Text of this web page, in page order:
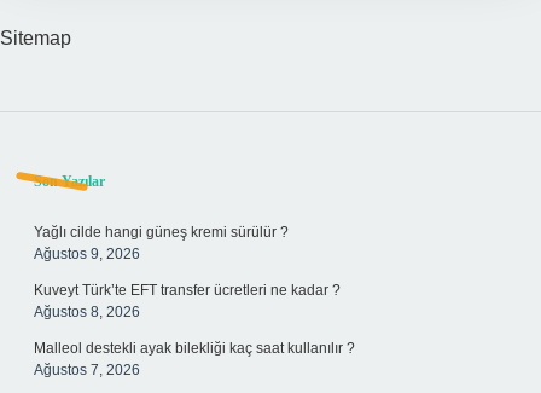
Sitemap
Sidebar
Son Yazılar
Yağlı cilde hangi güneş kremi sürülür ?
Ağustos 9, 2026
Kuveyt Türk’te EFT transfer ücretleri ne kadar ?
Ağustos 8, 2026
Malleol destekli ayak bilekliği kaç saat kullanılır ?
Ağustos 7, 2026